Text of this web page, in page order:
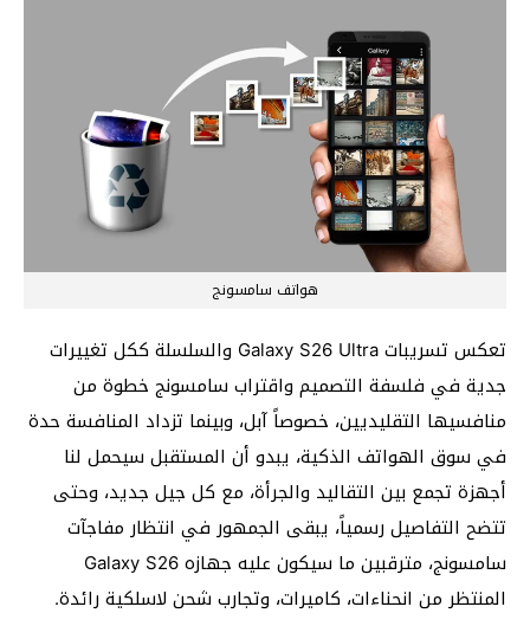
هواتف سامسونج
تعكس تسريبات Galaxy S26 Ultra والسلسلة ككل تغييرات
جدية في فلسفة التصميم واقتراب سامسونج خطوة من
منافسيها التقليديين، خصوصاً آبل، وبينما تزداد المنافسة حدة
في سوق الهواتف الذكية، يبدو أن المستقبل سيحمل لنا
أجهزة تجمع بين التقاليد والجرأة، مع كل جيل جديد، وحتى
تتضح التفاصيل رسمياً، يبقى الجمهور في انتظار مفاجآت
سامسونج، مترقبين ما سيكون عليه جهازه Galaxy S26
المنتظر من انحناءات، كاميرات، وتجارب شحن لاسلكية رائدة.